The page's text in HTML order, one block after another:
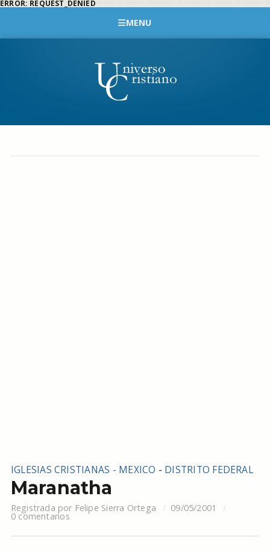
ERROR: REQUEST_DENIED
MENU
IGLESIAS CRISTIANAS - MEXICO - DISTRITO FEDERAL
Maranatha
Registrada por Felipe Sierra Ortega 09/05/2001
0 comentarios